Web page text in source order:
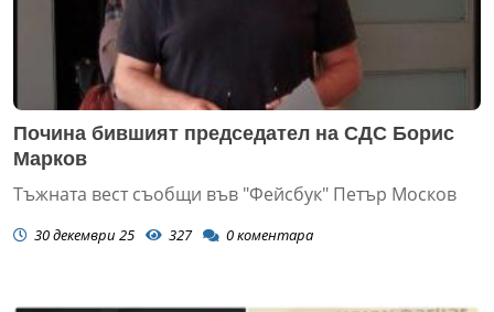
Почина бившият председател на СДС Борис
Марков
Тъжната вест съобщи във "Фейсбук" Петър Москов
30 декември 25 327 0коментара